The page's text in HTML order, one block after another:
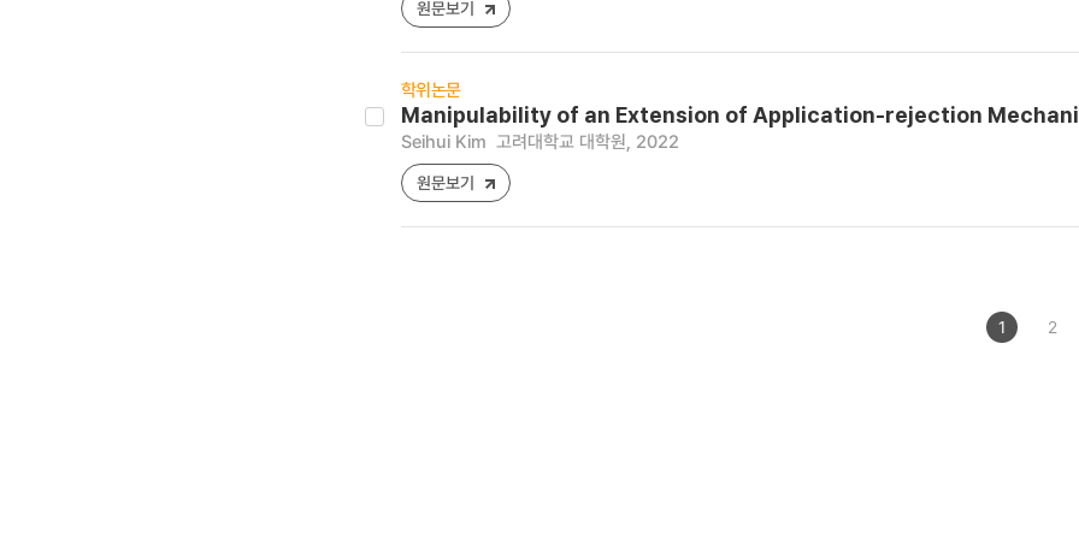
원문보기
학위논문
Manipulability of an Extension of Application-rejection
Seihui Kim 고려대학교 대학원, 2022
원문보기
1 2